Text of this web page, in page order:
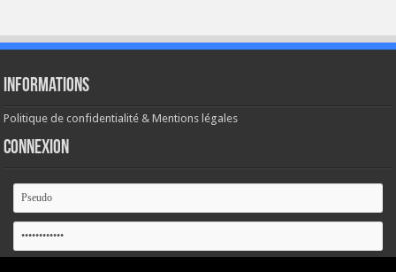
Informations
Politique de confidentialité & Mentions légales
Connexion